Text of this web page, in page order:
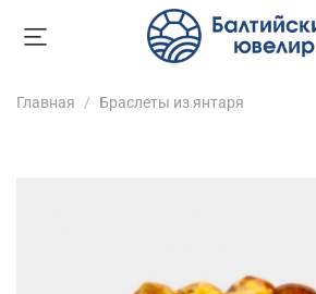
Главная Браслеты из янтаря